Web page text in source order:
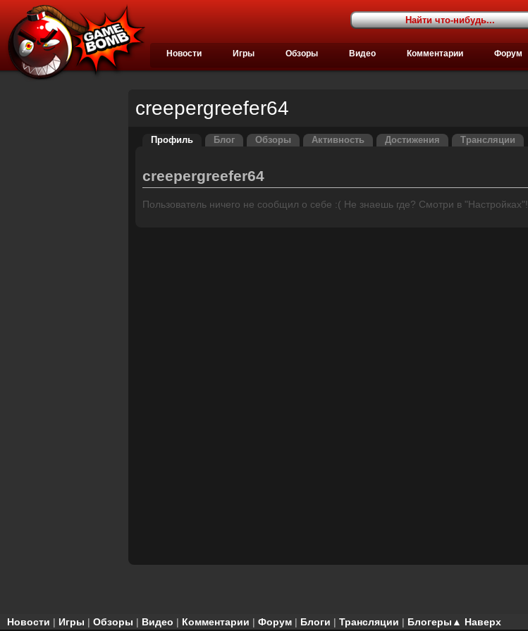
Новости Игры Обзоры Видео Комментарии Форум
creepergreefer64
Профиль Блог Обзоры Активность Достижения Трансляции
creepergreefer64
Пользователь ничего не сообщил о себе :( Не знаешь где? Смотри в "Настройках"!
▲ Наверх
Новости | Игры | Обзоры | Видео | Комментарии | Форум | Блоги | Трансляции | Блогеры